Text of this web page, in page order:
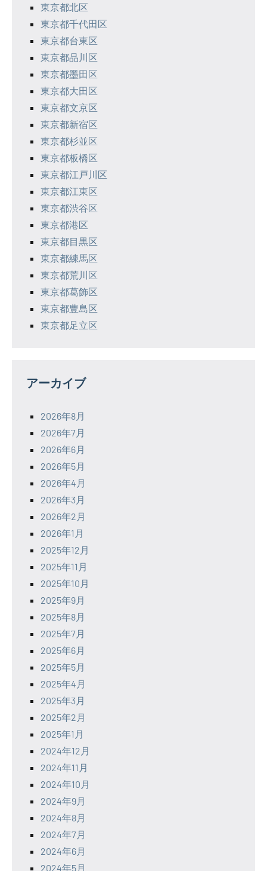
東京都北区
東京都千代田区
東京都台東区
東京都品川区
東京都墨田区
東京都大田区
東京都文京区
東京都新宿区
東京都杉並区
東京都板橋区
東京都江戸川区
東京都江東区
東京都渋谷区
東京都港区
東京都目黒区
東京都練馬区
東京都荒川区
東京都葛飾区
東京都豊島区
東京都足立区
アーカイブ
2026年8月
2026年7月
2026年6月
2026年5月
2026年4月
2026年3月
2026年2月
2026年1月
2025年12月
2025年11月
2025年10月
2025年9月
2025年8月
2025年7月
2025年6月
2025年5月
2025年4月
2025年3月
2025年2月
2025年1月
2024年12月
2024年11月
2024年10月
2024年9月
2024年8月
2024年7月
2024年6月
2024年5月